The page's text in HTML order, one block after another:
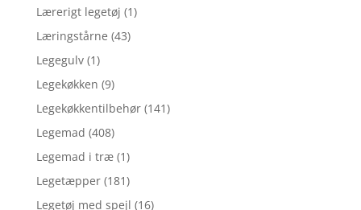
Lærerigt legetøj (1)
Læringstårne (43)
Legegulv (1)
Legekøkken (9)
Legekøkkentilbehør (141)
Legemad (408)
Legemad i træ (1)
Legetæpper (181)
Legetøj med spejl (16)